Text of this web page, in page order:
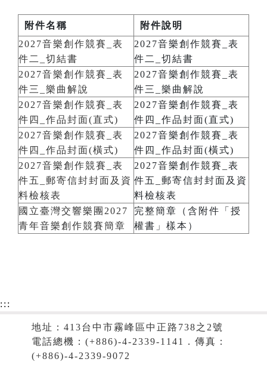
附件名稱
附件說明
2027音樂創作競賽_表
件二_切結書
2027音樂創作競賽_表
件二_切結書
2027音樂創作競賽_表
件三_樂曲解說
2027音樂創作競賽_表
件三_樂曲解說
2027音樂創作競賽_表
件四_作品封面(直式)
2027音樂創作競賽_表
件四_作品封面(直式)
2027音樂創作競賽_表
件四_作品封面(橫式)
2027音樂創作競賽_表
件四_作品封面(橫式)
2027音樂創作競賽_表
件五_郵寄信封封面及資
料檢核表
2027音樂創作競賽_表
件五_郵寄信封封面及資
料檢核表
國立臺灣交響樂團2027
青年音樂創作競賽簡章
完整簡章（含附件「授
權書」樣本）
:::
地址：413台中市霧峰區中正路738之2號
電話總機：(+886)-4-2339-1141．傳真：
(+886)-4-2339-9072